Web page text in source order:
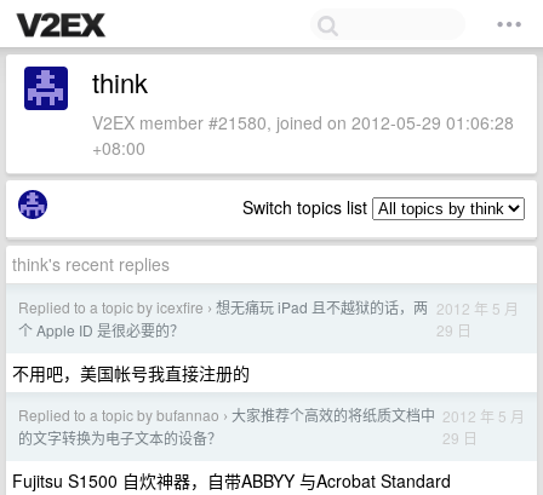
think
V2EX member #21580, joined on 2012-05-29 01:06:28
+08:00
Switch topics list
think's recent replies
Replied to a topic by icexfire › 想无痛玩 iPad 且不越狱的话，两
个 Apple ID 是很必要的？
2012 年 5 月
29 日
不用吧，美国帐号我直接注册的
Replied to a topic by bufannao › 大家推荐个高效的将纸质文档中
的文字转换为电子文本的设备？
2012 年 5 月
29 日
Fujitsu S1500 自炊神器，自带ABBYY 与Acrobat Standard